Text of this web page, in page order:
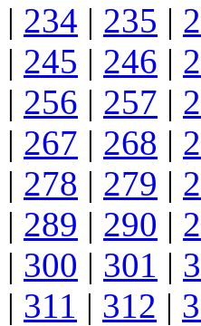
| 234 | 235 |
| 245 | 246 |
| 256 | 257 |
| 267 | 268 |
| 278 | 279 |
| 289 | 290 |
| 300 | 301 |
| 311 | 312 |